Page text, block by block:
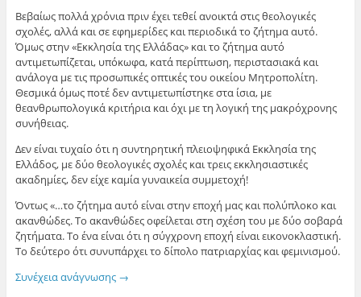
Βεβαίως πολλά χρόνια πριν έχει τεθεί ανοικτά στις θεολογικές
σχολές, αλλά και σε εφημερίδες και περιοδικά το ζήτημα αυτό.
Όμως στην «Εκκλησία της Ελλάδας» και το ζήτημα αυτό
αντιμετωπίζεται, υπόκωφα, κατά περίπτωση, περιστασιακά και
ανάλογα με τις προσωπικές οπτικές του οικείου Μητροπολίτη.
Θεσμικά όμως ποτέ δεν αντιμετωπίστηκε στα ίσια, με
θεανθρωπολογικά κριτήρια και όχι με τη λογική της μακρόχρονης
συνήθειας.
Δεν είναι τυχαίο ότι η συντηρητική πλειοψηφικά Εκκλησία της
Ελλάδος, με δύο θεολογικές σχολές και τρεις εκκλησιαστικές
ακαδημίες, δεν είχε καμία γυναικεία συμμετοχή!
Όντως «…το ζήτημα αυτό είναι στην εποχή μας και πολύπλοκο και
ακανθώδες. Το ακανθώδες οφείλεται στη σχέση του με δύο σοβαρά
ζητήματα. Το ένα είναι ότι η σύγχρονη εποχή είναι εικονοκλαστική.
Το δεύτερο ότι συνυπάρχει το δίπολο πατριαρχίας και φεμινισμού.
Συνέχεια ανάγνωσης →